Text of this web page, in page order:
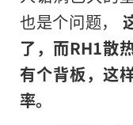
也是个问题，
了，而RH1散
有个背板，这
率。